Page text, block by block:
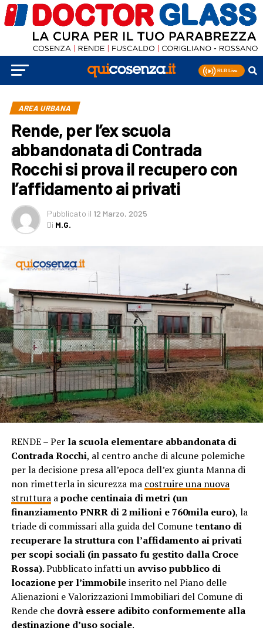
AREA URBANA
Rende, per l’ex scuola
abbandonata di Contrada
Rocchi si prova il recupero con
l’affidamento ai privati
Pubblicato il 12 Marzo, 2025
Di M.G.
RENDE – Per la scuola elementare abbandonata di
Contrada Rocchi, al centro anche di alcune polemiche
per la decisione presa all’epoca dell’ex giunta Manna di
non rimetterla in sicurezza ma costruire una nuova
strutturaapoche centinaia di metri (un
finanziamento PNRR di 2 milioni e 760mila euro), la
triade di commissari alla guida del Comune tentano di
recuperare la struttura con l’affidamento ai privati
per scopi sociali (in passato fu gestito dalla Croce
Rossa). Pubblicato infatti un avviso pubblico di
locazione per l’immobileinserito nel Piano delle
Alienazioni e Valorizzazioni Immobiliari del Comune di
Rende che dovrà essere adibito conformemente alla
destinazione d’uso sociale.